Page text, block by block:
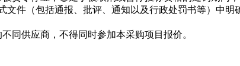
件（包括通报、批评、通知以及行政处罚书等）中
同供应商，不得同时参加本采购项目报价。